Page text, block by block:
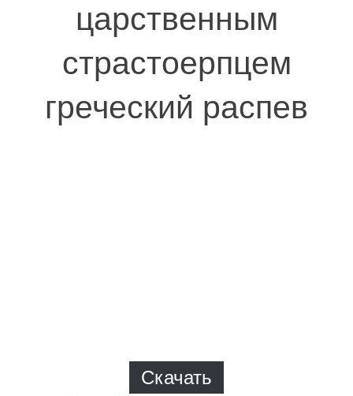
царственным
страстоерпцем
греческий распев
Скачать